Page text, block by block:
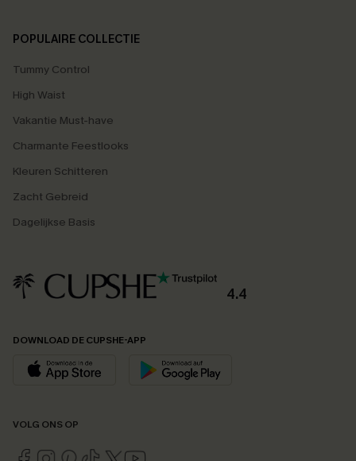
POPULAIRE COLLECTIE
Tummy Control
High Waist
Vakantie Must-have
Charmante Feestlooks
Kleuren Schitteren
Zacht Gebreid
Dagelijkse Basis
4.4
DOWNLOAD DE CUPSHE-APP
VOLG ONS OP